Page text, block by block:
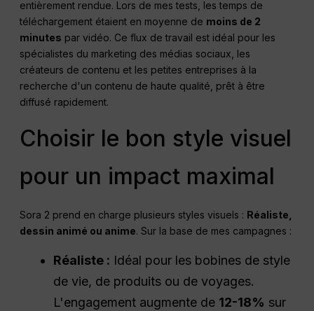
entièrement rendue. Lors de mes tests, les temps de
téléchargement étaient en moyenne de moins de 2
minutes par vidéo. Ce flux de travail est idéal pour les
spécialistes du marketing des médias sociaux, les
créateurs de contenu et les petites entreprises à la
recherche d'un contenu de haute qualité, prêt à être
diffusé rapidement.
Choisir le bon style visuel
pour un impact maximal
Sora 2 prend en charge plusieurs styles visuels : Réaliste,
dessin animé ou anime. Sur la base de mes campagnes :
Réaliste : Idéal pour les bobines de style
de vie, de produits ou de voyages.
L'engagement augmente de 12-18% sur